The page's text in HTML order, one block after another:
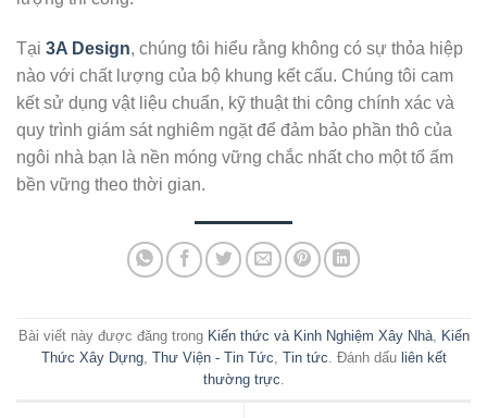
Tại 3A Design, chúng tôi hiểu rằng không có sự thỏa hiệp
nào với chất lượng của bộ khung kết cấu. Chúng tôi cam
kết sử dụng vật liệu chuẩn, kỹ thuật thi công chính xác và
quy trình giám sát nghiêm ngặt để đảm bảo phần thô của
ngôi nhà bạn là nền móng vững chắc nhất cho một tổ ấm
bền vững theo thời gian.
Bài viết này được đăng trong Kiến thức và Kinh Nghiệm Xây Nhà, Kiến
Thức Xây Dựng, Thư Viện - Tin Tức, Tin tức. Đánh dấu liên kết
thường trực.